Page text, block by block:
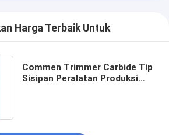
Harga Terbaik Untuk
Commen Trimmer Carbide Tip
Sisipan Peralatan Produksi